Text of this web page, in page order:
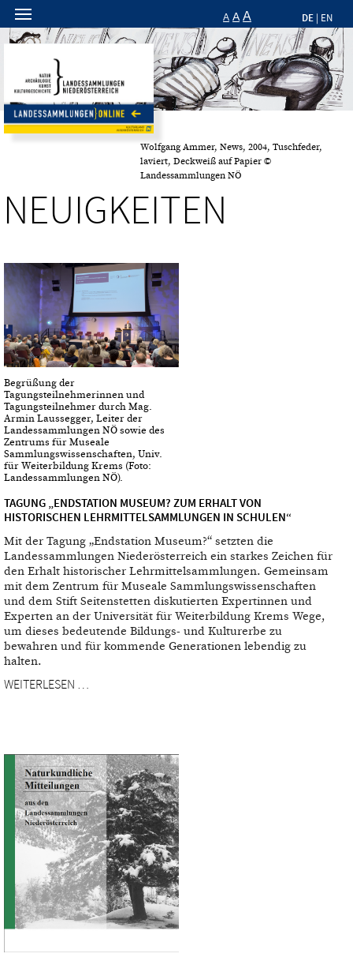
A A A DE | EN
Wolfgang Ammer, News, 2004, Tuschfeder,
laviert, Deckweiß auf Papier ©
Landessammlungen NÖ
NEUIGKEITEN
Begrüßung der
Tagungsteilnehmerinnen und
Tagungsteilnehmer durch Mag.
Armin Laussegger, Leiter der
Landessammlungen NÖ sowie des
Zentrums für Museale
Sammlungswissenschaften, Univ.
für Weiterbildung Krems (Foto:
Landessammlungen NÖ).
TAGUNG „ENDSTATION MUSEUM? ZUM ERHALT VON
HISTORISCHEN LEHRMITTELSAMMLUNGEN IN SCHULEN“
Mit der Tagung „Endstation Museum?“ setzten die
Landessammlungen Niederösterreich ein starkes Zeichen für
den Erhalt historischer Lehrmittelsammlungen. Gemeinsam
mit dem Zentrum für Museale Sammlungswissenschaften
und dem Stift Seitenstetten diskutierten Expertinnen und
Experten an der Universität für Weiterbildung Krems Wege,
um dieses bedeutende Bildungs- und Kulturerbe zu
bewahren und für kommende Generationen lebendig zu
halten.
WEITERLESEN …